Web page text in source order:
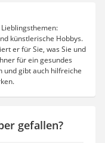
künstlerische Hobbys.
er für Sie, was Sie und
für ein gesundes
und gibt auch hilfreiche
gefallen?